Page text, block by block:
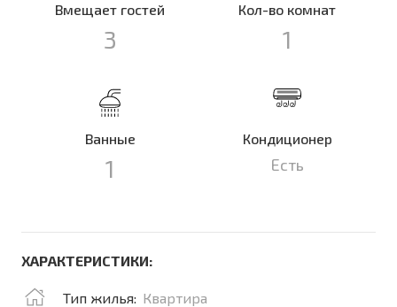
Вмещает гостей
3
Кол-во комнат
1
Ванные
1
Кондиционер
Есть
ХАРАКТЕРИСТИКИ:
Тип жилья: Квартира